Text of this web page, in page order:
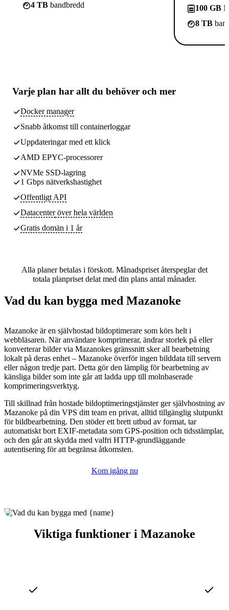
4 TB bandbredd
100 GB
8 TB
Varje plan har allt du behöver och mer
Docker manager
Snabb åtkomst till containerloggar
Uppdateringar med ett klick
AMD EPYC-processorer
NVMe SSD-lagring
1 Gbps nätverkshastighet
Offentligt API
Datacenteröver hela världen
Gratis domän i 1 år
Alla planer betalas i förskott. Månadspriset återspeglar det
totala planpriset delat med din plans antal månader.
Vad du kan bygga med Mazanoke
Mazanoke är en självhostad bildoptimerare som körs helt i
webbläsaren. När användare komprimerar, ändrar storlek på eller
konverterar bilder via Mazanokes gränssnitt sker all bearbetning
lokalt på deras enhet – Mazanoke överför ingen bilddata till servern
eller någon tredje part. Detta gör den lämplig för bearbetning av
känsliga bilder som inte går att ladda upp till molnbaserade
komprimeringsverktyg.
Till skillnad från hostade bildoptimeringstjänster ger självhostning av
Mazanoke på din VPS ditt team en privat, alltid tillgänglig slutpunkt
för bildbearbetning. Den stöder ett brett utbud av format, tar
automatiskt bort EXIF-metadata som GPS-position och tidsstämplar,
och den går att skydda med valfri HTTP-grundläggande
autentisering för att begränsa åtkomsten.
Kom igång nu
Viktiga funktioner i Mazanoke